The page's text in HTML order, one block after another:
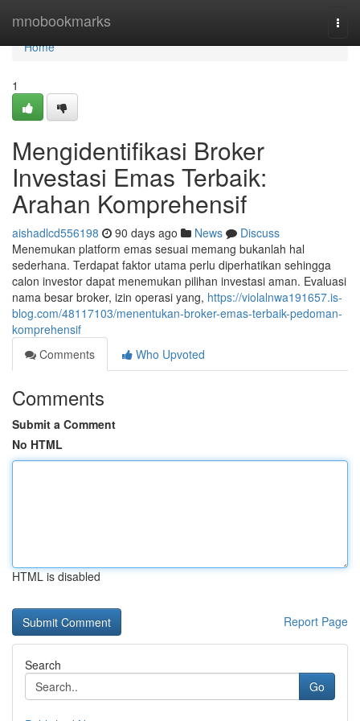
mnobookmarks
Home
Home
1
Mengidentifikasi Broker
Investasi Emas Terbaik:
Arahan Komprehensif
aishadlcd556198 90 days ago News
Discuss
Menemukan platform emas sesuai memang bukanlah hal
sederhana. Terdapat faktor utama perlu diperhatikan sehingga
calon investor dapat menemukan pilihan investasi aman. Evaluasi
nama besar broker, izin operasi yang, https://violalnwa191657.is-
blog.com/48117103/menentukan-broker-emas-terbaik-pedoman-
komprehensif
Comments
Who Upvoted
Comments
Submit a Comment
No HTML
HTML is disabled
Report Page
Search
Go